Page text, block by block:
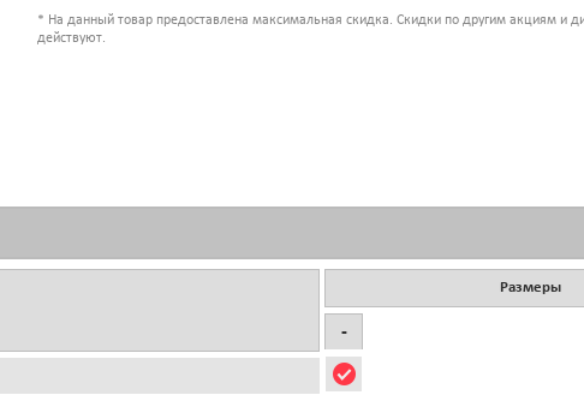
* На данный товар предоставлена максимальная скидка. Скидки по другим акциям и
действуют.
Размеры
-